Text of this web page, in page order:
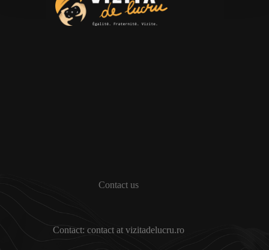
Contact us
Contact: contact at vizitadelucru.ro